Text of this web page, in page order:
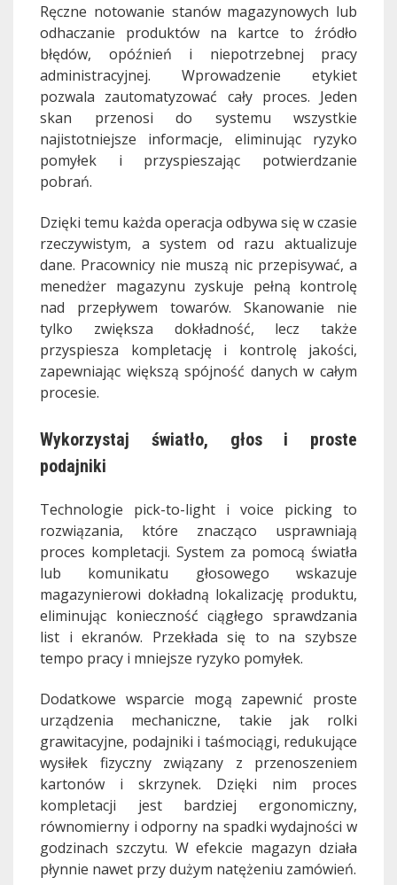
Ręczne notowanie stanów magazynowych lub
odhaczanie produktów na kartce to źródło
błędów, opóźnień i niepotrzebnej pracy
administracyjnej. Wprowadzenie etykiet
pozwala zautomatyzować cały proces. Jeden
skan przenosi do systemu wszystkie
najistotniejsze informacje, eliminując ryzyko
pomyłek i przyspieszając potwierdzanie
pobrań.
Dzięki temu każda operacja odbywa się w czasie
rzeczywistym, a system od razu aktualizuje
dane. Pracownicy nie muszą nic przepisywać, a
menedżer magazynu zyskuje pełną kontrolę
nad przepływem towarów. Skanowanie nie
tylko zwiększa dokładność, lecz także
przyspiesza kompletację i kontrolę jakości,
zapewniając większą spójność danych w całym
procesie.
Wykorzystaj światło, głos i proste
podajniki
Technologie pick-to-light i voice picking to
rozwiązania, które znacząco usprawniają
proces kompletacji. System za pomocą światła
lub komunikatu głosowego wskazuje
magazynierowi dokładną lokalizację produktu,
eliminując konieczność ciągłego sprawdzania
list i ekranów. Przekłada się to na szybsze
tempo pracy i mniejsze ryzyko pomyłek.
Dodatkowe wsparcie mogą zapewnić proste
urządzenia mechaniczne, takie jak rolki
grawitacyjne, podajniki i taśmociągi, redukujące
wysiłek fizyczny związany z przenoszeniem
kartonów i skrzynek. Dzięki nim proces
kompletacji jest bardziej ergonomiczny,
równomierny i odporny na spadki wydajności w
godzinach szczytu. W efekcie magazyn działa
płynnie nawet przy dużym natężeniu zamówień.